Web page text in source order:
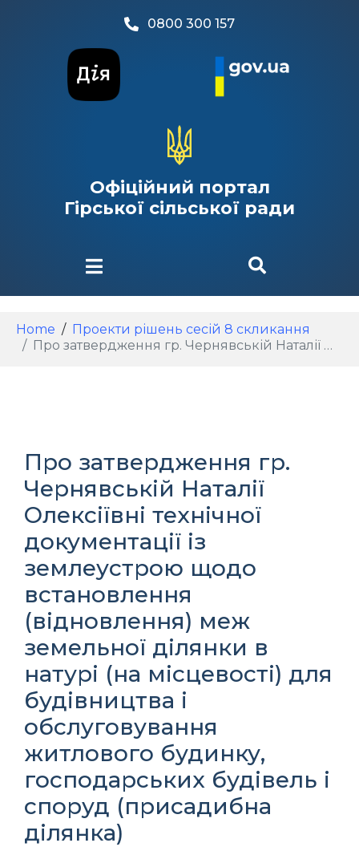
0800 300 157
Офіційний портал
Гірської сільської ради
Home
Проекти рішень сесій 8 скликання
Про затвердження гр. Чернявській Наталії Олексіївні технічної документації із землеустрою щодо встановлення (відновлення) меж земельної ділянки в натурі (на місцевості) для будівництва і обслуговування житлового будинку, господарських будівель і споруд (присадибна ділянка)
Про затвердження гр.
Чернявській Наталії
Олексіївні технічної
документації із
землеустрою щодо
встановлення
(відновлення) меж
земельної ділянки в
натурі (на місцевості) для
будівництва і
обслуговування
житлового будинку,
господарських будівель і
споруд (присадибна
ділянка)